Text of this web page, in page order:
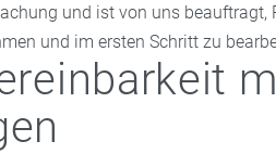
und ist von uns
und im ersten Schritt zu